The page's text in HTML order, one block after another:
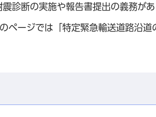
診断の実施や報告書提出の義務があ
ページでは「特定緊急輸送道路沿